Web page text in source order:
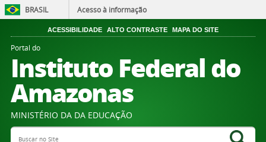
BRASIL Acesso à informação
ACESSIBILIDADE ALTO CONTRASTE MAPA DO SITE
Portal do
Instituto Federal do
Amazonas
MINISTÉRIO DA DA EDUCAÇÃO
Search Site